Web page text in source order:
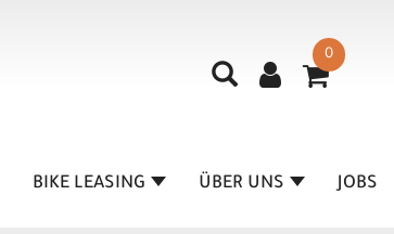
0
BIKE LEASING ÜBER UNS JOBS